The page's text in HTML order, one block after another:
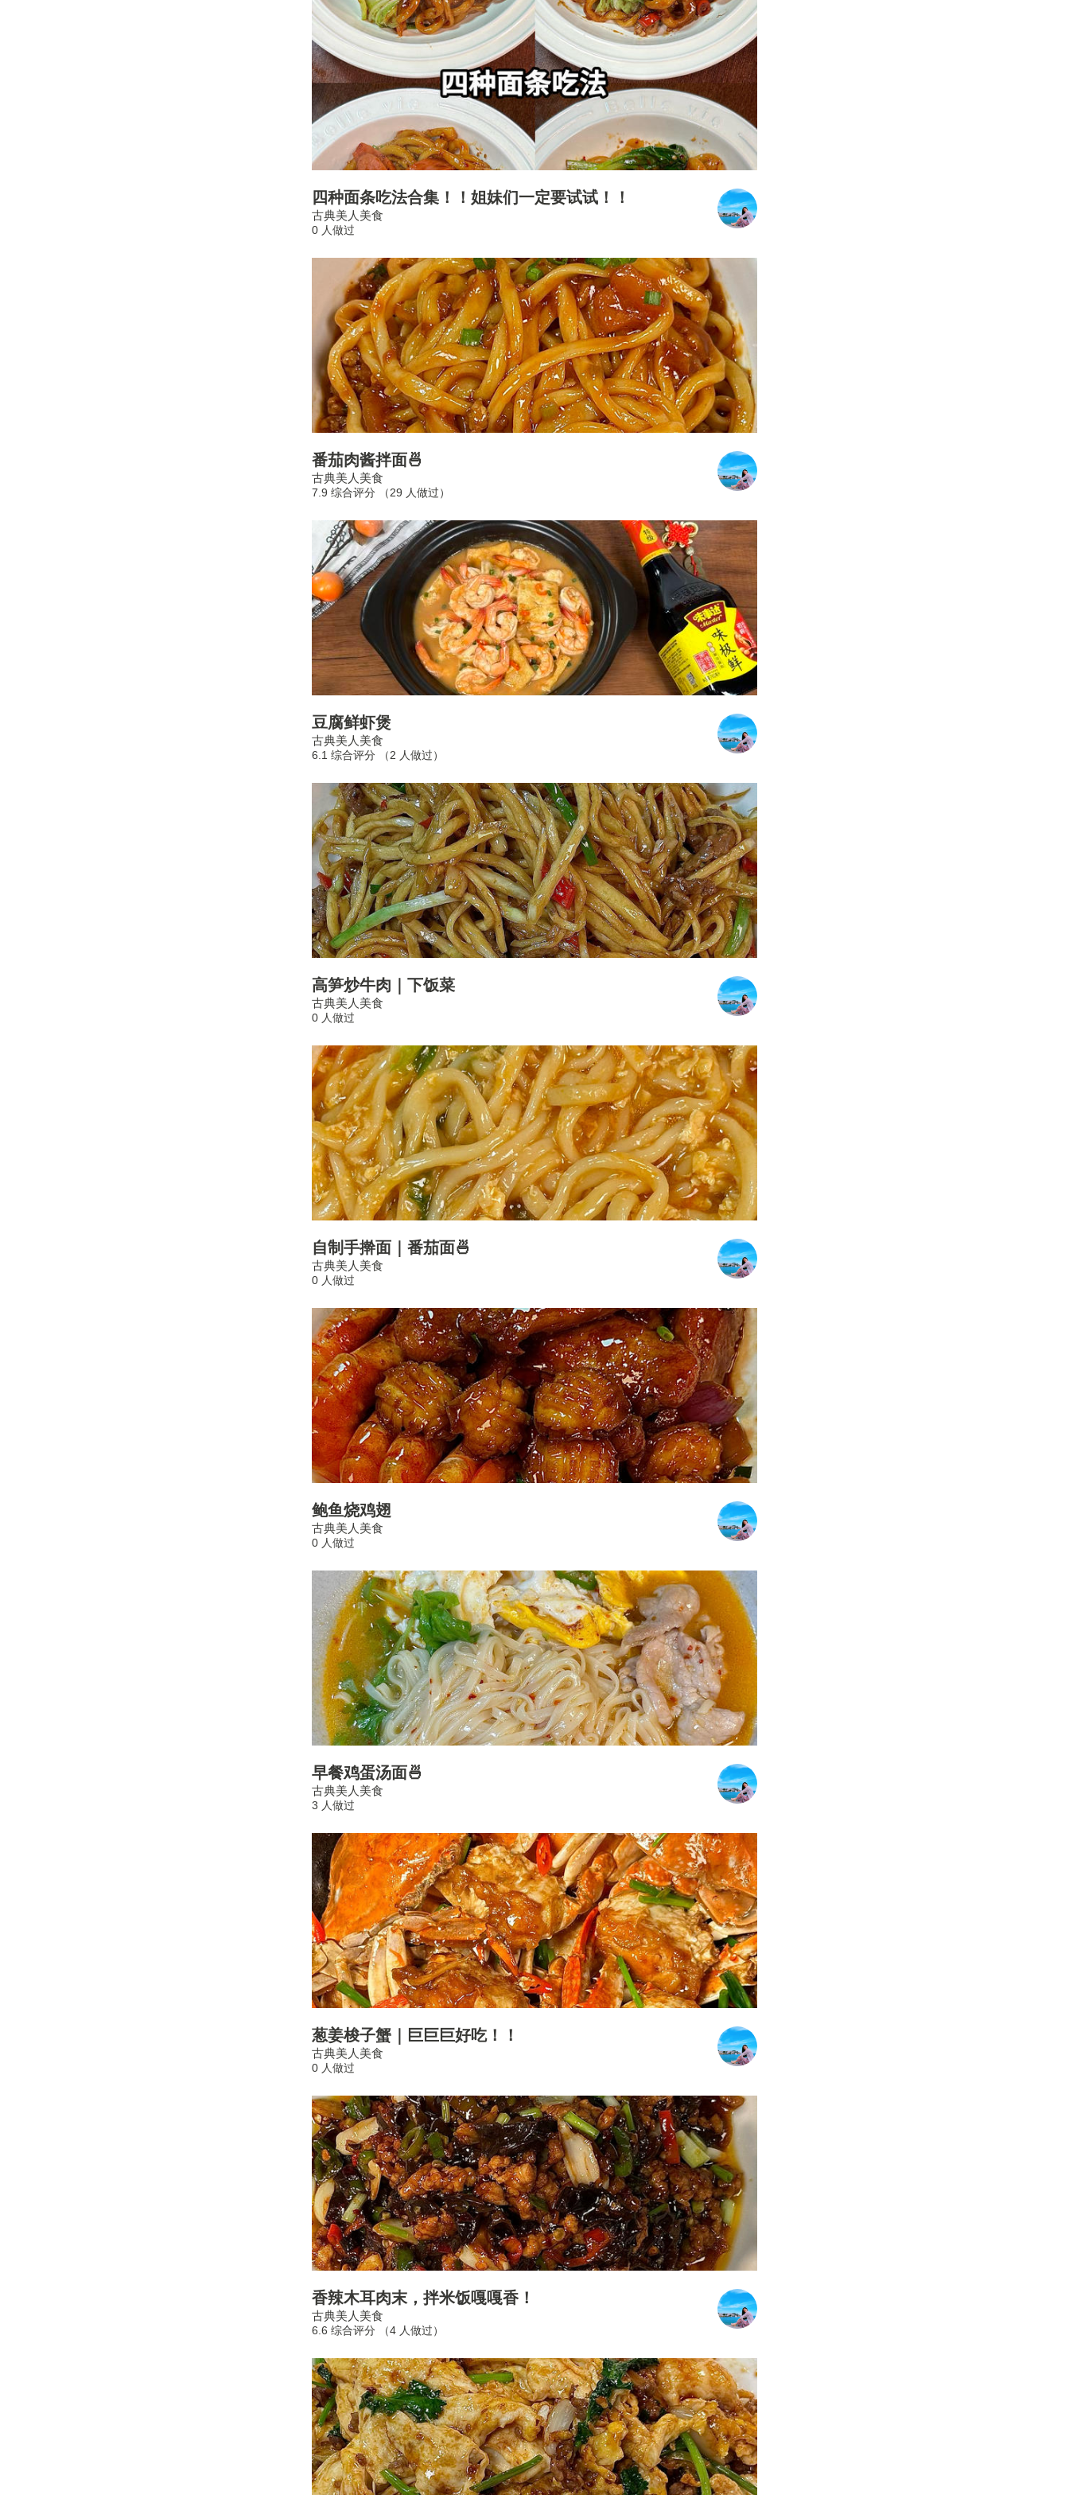
四种面条吃法合集！！姐妹们一定要试试！！
古典美人美食
0 人做过
番茄肉酱拌面🍜
古典美人美食
7.9 综合评分 （29 人做过）
豆腐鲜虾煲
古典美人美食
6.1 综合评分 （2 人做过）
高笋炒牛肉｜下饭菜
古典美人美食
0 人做过
自制手擀面｜番茄面🍜
古典美人美食
0 人做过
鲍鱼烧鸡翅
古典美人美食
0 人做过
早餐鸡蛋汤面🍜
古典美人美食
3 人做过
葱姜梭子蟹｜巨巨巨好吃！！
古典美人美食
0 人做过
香辣木耳肉末，拌米饭嘎嘎香！
古典美人美食
6.6 综合评分 （4 人做过）